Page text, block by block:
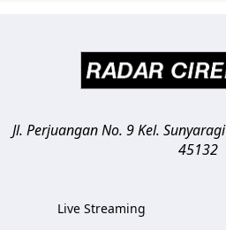
Jl. Perjuangan No. 9 Kel. Sunyaragi
45132
Live Streaming